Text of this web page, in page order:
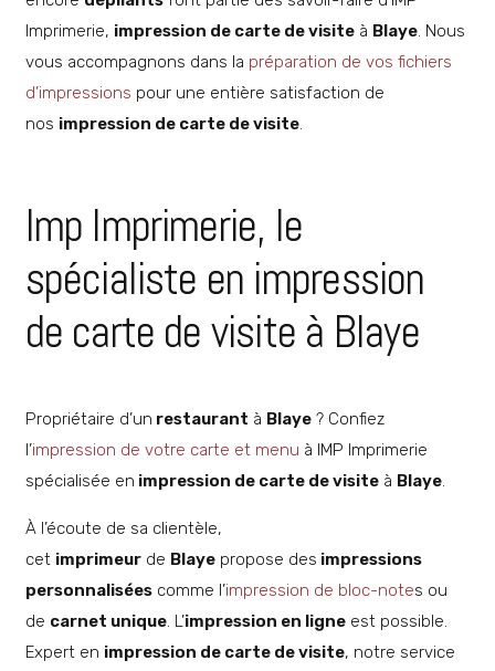
Imprimerie, impression de carte de visiteà Blaye. Nous
vous accompagnons dans la préparation de vos fichiers
d’impressions pour une entière satisfaction de
nos impression de carte de visite.
Imp Imprimerie, le
spécialiste en impression
de carte de visite à Blaye
Propriétaire d’un restaurant à Blaye? Confiez
l’impression de votre carte et menu à IMP Imprimerie
spécialisée en impression de carte de visiteà Blaye.
À l’écoute de sa clientèle,
cet imprimeurde Blayepropose des impressions
personnaliséescomme l’impression de bloc-notes ou
de carnet unique. L’impression en ligneest possible.
Expert en impression de carte de visite, notre service